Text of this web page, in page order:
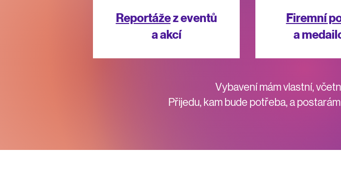
Reportážez eventů
a akcí
Firemní
a
Vybavení mám vlastní,
Přijedu, kam bude potřeba, a